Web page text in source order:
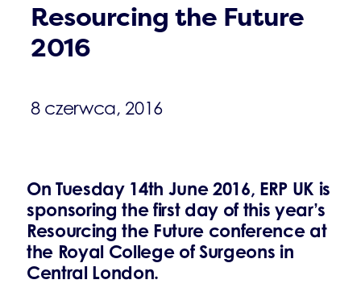
Resourcing the Future
2016
8 czerwca, 2016
On Tuesday 14th June 2016, ERP UK is
sponsoring the first day of this year’s
Resourcing the Future conference at
the Royal College of Surgeons in
Central London.